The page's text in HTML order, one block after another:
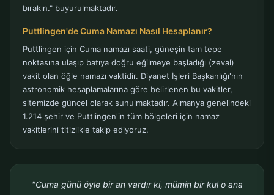
bırakın." buyurulmaktadır.
Puttlingen'de Cuma Namazı Nasıl Hesaplanır?
Puttlingen için Cuma namazı saati, güneşin tam tepe
noktasına ulaşıp batıya doğru eğilmeye başladığı (zeval)
vakit olan öğle namazı vaktidir. Diyanet İşleri Başkanlığı'nın
astronomik hesaplamalarına göre belirlenen bu vakitler,
sitemizde güncel olarak sunulmaktadır. Almanya genelindeki
1.214 şehir ve Puttlingen'in tüm bölgeleri için namaz
vakitlerini titizlikle takip ediyoruz.
"Cuma günü öyle bir an vardır ki, mümin bir kul o ana